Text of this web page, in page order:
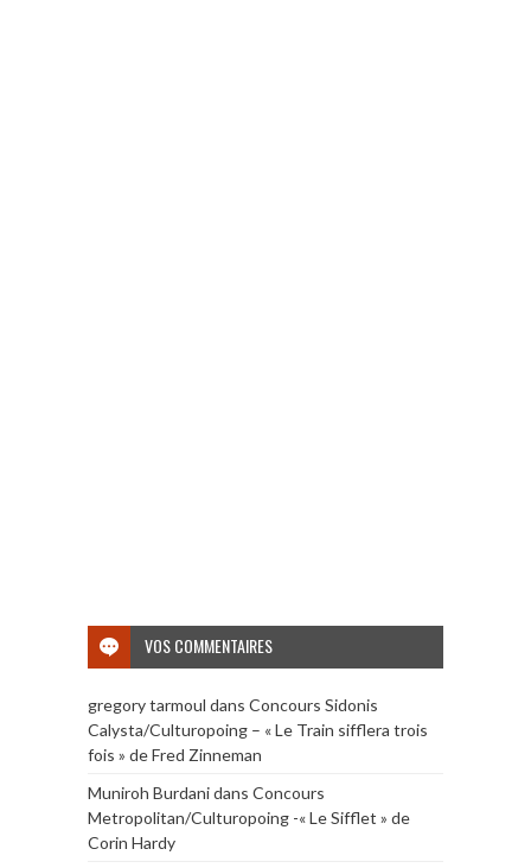
VOS COMMENTAIRES
gregory tarmoul dans Concours Sidonis
Calysta/Culturopoing – « Le Train sifflera trois
fois » de Fred Zinneman
Muniroh Burdanidans Concours
Metropolitan/Culturopoing -« Le Sifflet » de
Corin Hardy